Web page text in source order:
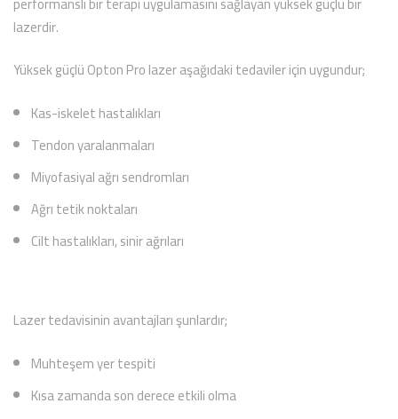
lazerdir.
Yüksek güçlü Opton Pro lazer aşağıdaki tedaviler için uygundur;
Kas-iskelet hastalıkları
Tendon yaralanmaları
Miyofasiyal ağrı sendromları
Ağrı tetik noktaları
Cilt hastalıkları, sinir ağrıları
Lazer tedavisinin avantajları şunlardır;
Muhteşem yer tespiti
Kısa zamanda son derece etkili olma